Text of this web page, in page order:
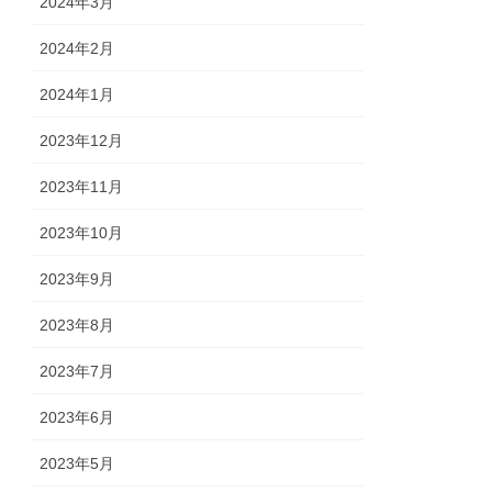
2024年2月
2024年1月
2023年12月
2023年11月
2023年10月
2023年9月
2023年8月
2023年7月
2023年6月
2023年5月